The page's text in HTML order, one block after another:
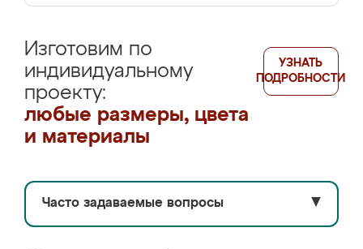
Изготовим по
индивидуальному
проекту:
любые размеры, цвета
и материалы
УЗНАТЬ
ПОДРОБНОСТИ
Часто задаваемые вопросы ▼